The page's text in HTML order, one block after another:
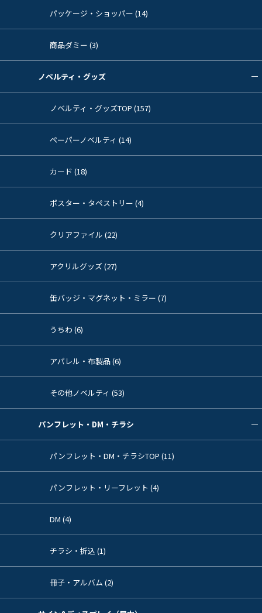
パッケージ・ショッパー (14)
商品ダミー (3)
ノベルティ・グッズ
ノベルティ・グッズTOP (157)
ペーパーノベルティ (14)
カード (18)
ポスター・タペストリー (4)
クリアファイル (22)
アクリルグッズ (27)
缶バッジ・マグネット・ミラー (7)
うちわ (6)
アパレル・布製品 (6)
その他ノベルティ (53)
パンフレット・DM・チラシ
パンフレット・DM・チラシTOP (11)
パンフレット・リーフレット (4)
DM (4)
チラシ・折込 (1)
冊子・アルバム (2)